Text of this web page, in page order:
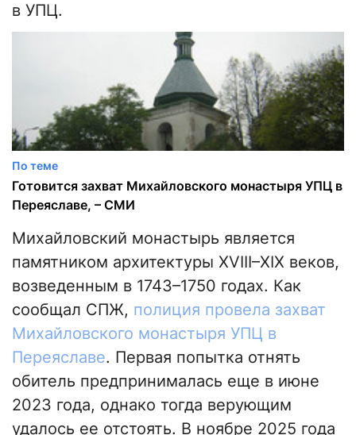
в УПЦ.
По теме
Готовится захват Михайловского монастыря УПЦ в
Переяславе, – СМИ
Михайловский монастырь является
памятником архитектуры XVIII–XIX веков,
возведенным в 1743–1750 годах. Как
сообщал СПЖ, полиция провела захват
Михайловского монастыря УПЦ в
Переяславе. Первая попытка отнять
обитель предпринималась еще в июне
2023 года, однако тогда верующим
удалось ее отстоять. В ноябре 2025 года